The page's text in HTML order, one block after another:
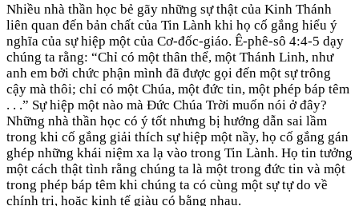
Nhiều nhà thần học bẻ gãy những sự thật của Kinh Thánh
liên quan đến bản chất của Tin Lành khi họ cố gắng hiểu ý
nghĩa của sự hiệp một của Cơ-đốc-giáo. Ê-phê-sô 4:4-5 dạy
chúng ta rằng: “Chỉ có một thân thể, một Thánh Linh, như
anh em bởi chức phận mình đã được gọi đến một sự trông
cậy mà thôi; chỉ có một Chúa, một đức tin, một phép báp têm
. . .” Sự hiệp một nào mà Đức Chúa Trời muốn nói ở đây?
Những nhà thần học có ý tốt nhưng bị hướng dẫn sai lầm
trong khi cố gắng giải thích sự hiệp một nầy, họ cố gắng gán
ghép những khái niệm xa lạ vào trong Tin Lành. Họ tin tưởng
một cách thật tình rằng chúng ta là một trong đức tin và một
trong phép báp têm khi chúng ta có cùng một sự tự do về
chính trị, hoặc kinh tế giàu có bằng nhau.